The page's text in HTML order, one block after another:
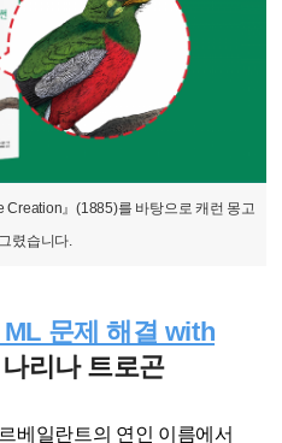
Creation』(1885)를 바탕으로 캐런 몽고
렸습니다.
문제 해결 with
리나 트로곤
베일란트의 연인 이름에서